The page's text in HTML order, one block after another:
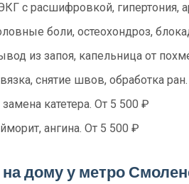
с расшифровкой, гипертония,
боли, остеохондроз,
из запоя, капельница от
снятие швов, обработка
катетера. От 5 500 ₽
ангина. От 5 500 ₽
дому у метро